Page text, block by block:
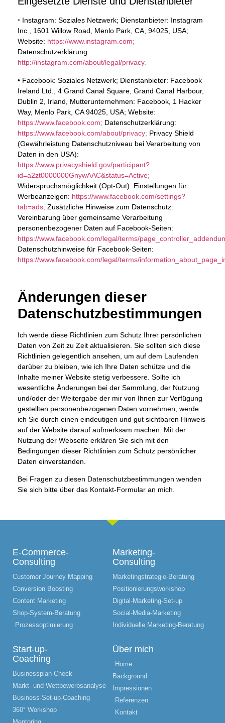
• Instagram: Soziales Netzwerk; Dienstanbieter: Instagram
Inc., 1601 Willow Road, Menlo Park, CA, 94025, USA;
Website: https://www.instagram.com;
Datenschutzerklärung:
http://instagram.com/about/legal/privacy.
• Facebook: Soziales Netzwerk; Dienstanbieter: Facebook
Ireland Ltd., 4 Grand Canal Square, Grand Canal Harbour,
Dublin 2, Irland, Mutterunternehmen: Facebook, 1 Hacker
Way, Menlo Park, CA 94025, USA; Website:
https://www.facebook.com; Datenschutzerklärung:
https://www.facebook.com/about/privacy; Privacy Shield
(Gewährleistung Datenschutzniveau bei Verarbeitung von
Daten in den USA):
https://www.privacyshield.gov/participant?
id=a2zt0000000GnywAAC&status=Active;
Widerspruchsmöglichkeit (Opt-Out): Einstellungen für
Werbeanzeigen: https://www.facebook.com/settings?
tab=ads; Zusätzliche Hinweise zum Datenschutz:
Vereinbarung über gemeinsame Verarbeitung
personenbezogener Daten auf Facebook-Seiten:
https://www.facebook.com/legal/terms/
Datenschutzhinweise für Facebook-Seiten:
https://www.facebook.com/legal/terms/
Änderungen dieser
Datenschutzbestimmungen
Ich werde diese Richtlinien zum Schutz Ihrer persönlichen
Daten von Zeit zu Zeit aktualisieren. Sie sollten sich diese
Richtlinien gelegentlich ansehen, um auf dem Laufenden
darüber zu bleiben, wie ich Ihre Daten schütze und die
Inhalte meiner Website stetig verbessere. Sollte ich
wesentliche Änderungen bei der Sammlung, der Nutzung
und/oder der Weitergabe der mir von Ihnen zur Verfügung
gestellten personenbezogenen Daten vornehmen, werde
ich Sie durch einen eindeutigen und gut sichtbaren Hinweis
auf der Website darauf aufmerksam machen. Mit der
Nutzung der Webseite erklären Sie sich mit den
Bedingungen dieser Richtlinien zum Schutz persönlicher
Daten einverstanden.
Bei Fragen zu diesen Datenschutzbestimmungen wenden
Sie sich bitte über das Kontakt-Formular an mich.
E-Commerce-
Consulting
Customer Journey Mapping
Conversion Boosting
Content Marketing
Shop-System-Beratung
Prozessoptimierung
Marketing-
Consulting
Marketingstrategie-Beratung
Positionierungsworkshop
Digital-Marketing-Set-up
Social-Media-Marketing
Individuelle Marketing-Beratung
Start-up-
Coaching
Businessplan-Check
Markt- und Wettbewerbsanalyse
Business-Set-up-Coaching
360° Workshop
Über mich
Home
Background
Impressionen
Referenzen
Kontakt